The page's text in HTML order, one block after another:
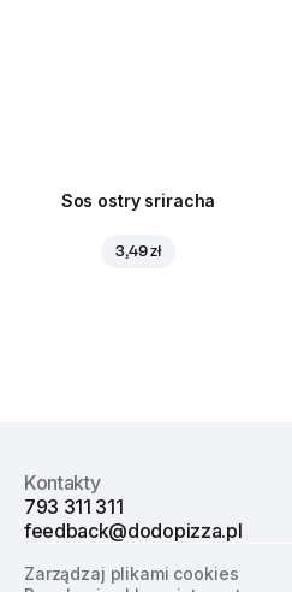
Sos ostry sriracha
3,49 zł
Kontakty
793 311 311
feedback@dodopizza.pl
Zarządzaj plikami cookies